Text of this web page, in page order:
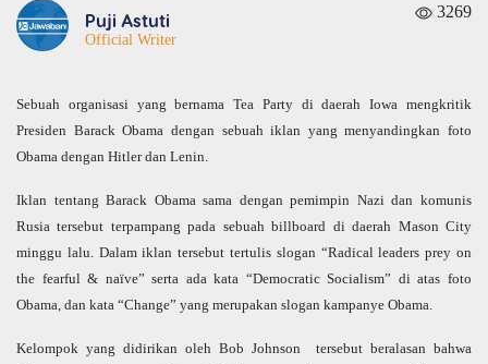
Puji Astuti
Official Writer
3269
Sebuah organisasi yang bernama Tea Party di daerah Iowa mengkritik
Presiden Barack Obama dengan sebuah iklan yang menyandingkan foto
Obama dengan Hitler dan Lenin.
Iklan tentang Barack Obama sama dengan pemimpin Nazi dan komunis
Rusia tersebut terpampang pada sebuah billboard di daerah Mason City
minggu lalu. Dalam iklan tersebut tertulis slogan “Radical leaders prey on
the fearful & naïve” serta ada kata “Democratic Socialism” di atas foto
Obama, dan kata “Change” yang merupakan slogan kampanye Obama.
Kelompok yang didirikan oleh Bob Johnson tersebut beralasan bahwa